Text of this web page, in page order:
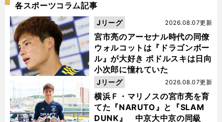
各スポーツコラム記事
宮市亮のアーセナル時代の同僚
ウォルコットは『ドラゴンボー
ル』が大好き ポドルスキは日向
小次郎に憧れていた
2026.08.07更新
Jリーグ
横浜Ｆ・マリノスの宮市亮を育
てた『NARUTO』と『SLAM
DUNK』 中京大中京の同級
2026.08.07更新
Jリーグ